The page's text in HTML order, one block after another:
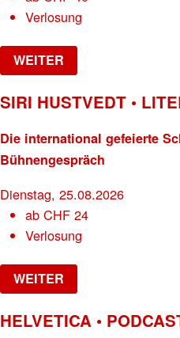
Verlosung
WEITER
SIRI HUSTVEDT •
Die international gefeierte
Bühnengespräch
Dienstag, 25.08.2026
abCHF 24
Verlosung
WEITER
HELVETICA •